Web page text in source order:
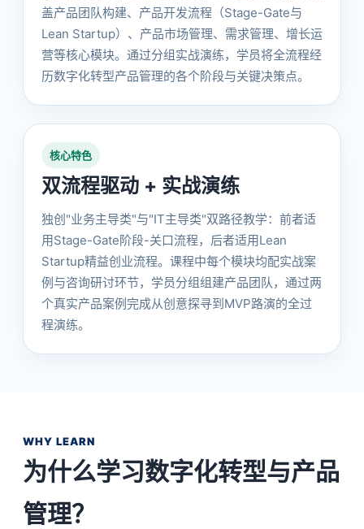
盖产品团队构建、产品开发流程（Stage-Gate与
Lean Startup）、产品市场管理、需求管理、增长运
营等核心模块。通过分组实战演练，学员将全流程经
历数字化转型产品管理的各个阶段与关键决策点。
核心特色
双流程驱动 + 实战演练
独创"业务主导类"与"IT主导类"双路径教学：前者适
用Stage-Gate阶段-关口流程，后者适用Lean
Startup精益创业流程。课程中每个模块均配实战案
例与咨询研讨环节，学员分组组建产品团队，通过两
个真实产品案例完成从创意探寻到MVP路演的全过
程演练。
WHY LEARN
为什么学习数字化转型与产品
管理？